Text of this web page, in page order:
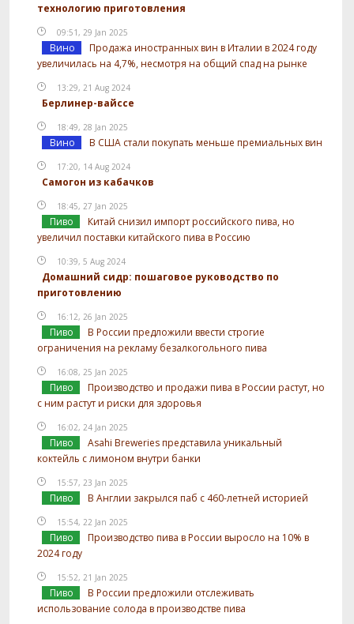
технологию приготовления
09:51, 29 Jan 2025
Вино
Продажа иностранных вин в Италии в 2024 году
увеличилась на 4,7%, несмотря на общий спад на рынке
13:29, 21 Aug 2024
Берлинер-вайссе
18:49, 28 Jan 2025
Вино В США стали покупать меньше премиальных вин
17:20, 14 Aug 2024
Самогон из кабачков
18:45, 27 Jan 2025
Пиво
Китай снизил импорт российского пива, но
увеличил поставки китайского пива в Россию
10:39, 5 Aug 2024
Домашний сидр: пошаговое руководство по
приготовлению
16:12, 26 Jan 2025
Пиво
В России предложили ввести строгие
ограничения на рекламу безалкогольного пива
16:08, 25 Jan 2025
Пиво
Производство и продажи пива в России растут, но
с ним растут и риски для здоровья
16:02, 24 Jan 2025
Пиво
Asahi Breweries представила уникальный
коктейль с лимоном внутри банки
15:57, 23 Jan 2025
Пиво В Англии закрылся паб с 460-летней историей
15:54, 22 Jan 2025
Пиво
Производство пива в России выросло на 10% в
2024 году
15:52, 21 Jan 2025
Пиво
В России предложили отслеживать
использование солода в производстве пива